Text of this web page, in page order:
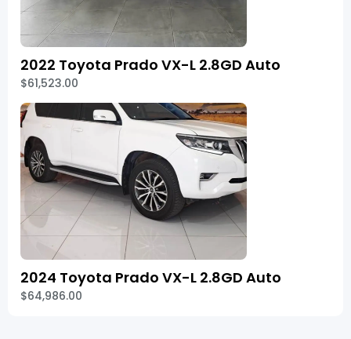
2022 Toyota Prado VX-L 2.8GD Auto
$61,523.00
2024 Toyota Prado VX-L 2.8GD Auto
$64,986.00